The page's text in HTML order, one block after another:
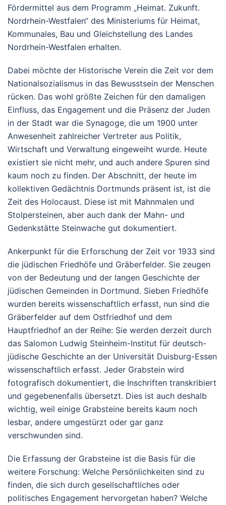
Fördermittel aus dem Programm „Heimat. Zukunft.
Nordrhein-Westfalen“ des Ministeriums für Heimat,
Kommunales, Bau und Gleichstellung des Landes
Nordrhein-Westfalen erhalten.
Dabei möchte der Historische Verein die Zeit vor dem
Nationalsozialismus in das Bewusstsein der Menschen
rücken. Das wohl größte Zeichen für den damaligen
Einfluss, das Engagement und die Präsenz der Juden
in der Stadt war die Synagoge, die um 1900 unter
Anwesenheit zahlreicher Vertreter aus Politik,
Wirtschaft und Verwaltung eingeweiht wurde. Heute
existiert sie nicht mehr, und auch andere Spuren sind
kaum noch zu finden. Der Abschnitt, der heute im
kollektiven Gedächtnis Dortmunds präsent ist, ist die
Zeit des Holocaust. Diese ist mit Mahnmalen und
Stolpersteinen, aber auch dank der Mahn- und
Gedenkstätte Steinwache gut dokumentiert.
Ankerpunkt für die Erforschung der Zeit vor 1933 sind
die jüdischen Friedhöfe und Gräberfelder. Sie zeugen
von der Bedeutung und der langen Geschichte der
jüdischen Gemeinden in Dortmund. Sieben Friedhöfe
wurden bereits wissenschaftlich erfasst, nun sind die
Gräberfelder auf dem Ostfriedhof und dem
Hauptfriedhof an der Reihe: Sie werden derzeit durch
das Salomon Ludwig Steinheim-Institut für deutsch-
jüdische Geschichte an der Universität Duisburg-Essen
wissenschaftlich erfasst. Jeder Grabstein wird
fotografisch dokumentiert, die Inschriften transkribiert
und gegebenenfalls übersetzt. Dies ist auch deshalb
wichtig, weil einige Grabsteine bereits kaum noch
lesbar, andere umgestürzt oder gar ganz
verschwunden sind.
Die Erfassung der Grabsteine ist die Basis für die
weitere Forschung: Welche Persönlichkeiten sind zu
finden, die sich durch gesellschaftliches oder
politisches Engagement hervorgetan haben? Welche